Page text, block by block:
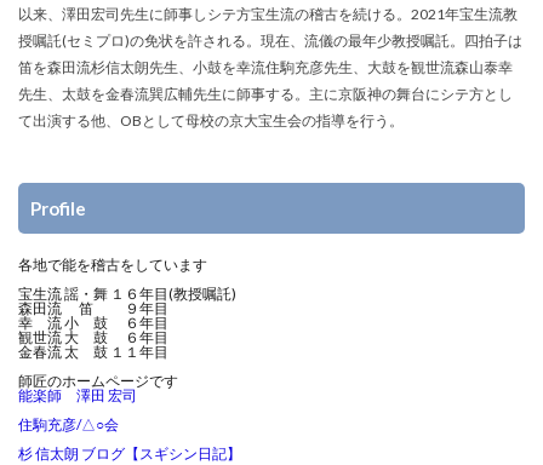
以来、澤田宏司先生に師事しシテ方宝生流の稽古を続ける。2021年宝生流教
授嘱託(セミプロ)の免状を許される。現在、流儀の最年少教授嘱託。四拍子は
笛を森田流杉信太朗先生、小鼓を幸流住駒充彦先生、大鼓を観世流森山泰幸
先生、太鼓を金春流巽広輔先生に師事する。主に京阪神の舞台にシテ方とし
て出演する他、OBとして母校の京大宝生会の指導を行う。
Profile
各地で能を稽古をしています
宝生流 謡・舞 １６年目(教授嘱託)
森田流 笛 ９年目
幸 流 小 鼓 ６年目
観世流 大 鼓 ６年目
金春流 太 鼓 １１年目
師匠のホームページです
能楽師 澤田 宏司
住駒充彦/△○会
杉 信太朗 ブログ【スギシン日記】